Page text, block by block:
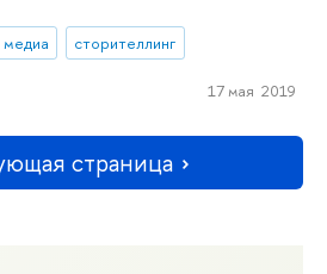
медиа сторителлинг
17 мая 2019
страница